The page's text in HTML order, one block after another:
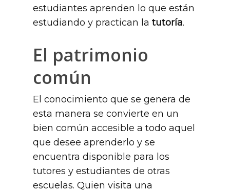
estudiantes aprenden lo que están
estudiando y practican la tutoría.
El patrimonio
común
El conocimiento que se genera de
esta manera se convierte en un
bien común accesible a todo aquel
que desee aprenderlo y se
encuentra disponible para los
tutores y estudiantes de otras
escuelas. Quien visita una